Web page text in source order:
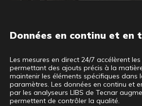
Données en continu et en
Les mesures en direct 24/7 accélèrent
permettant des ajouts précis à la
maintenir les éléments spécifiques dans
paramètres. Les données en continu et
par les analyseurs LIBS de Tecnar
permettent de contrôler la qualité.